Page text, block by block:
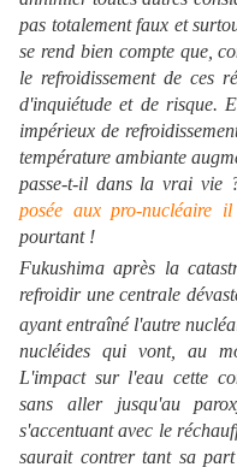
pas totalement faux et
se rend bien compte que,
le refroidissement de ces
d'inquiétude et de risque.
impérieux de
température ambiante
passe-t-il dans la vrai vie
posée aux pro-nucléaire
pourtant !
Fukushima après la
refroidir une centrale
ayant entraîné l'autre
nucléides qui vont, au
L'impact sur l'eau cette
sans aller jusqu'au
s'accentuant avec le
saurait contrer tant sa